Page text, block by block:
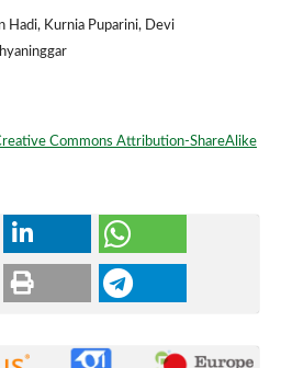
Hadi, Kurnia Puparini, Devi
Commons Attribution-ShareAlike